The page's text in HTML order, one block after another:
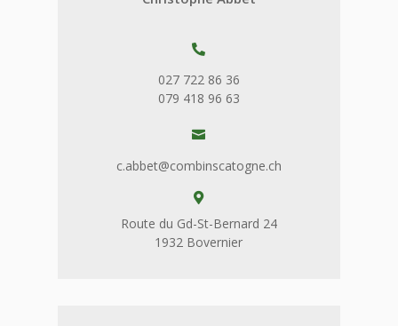

027 722 86 36
079 418 96 63

c.abbet@combinscatogne.ch

Route du Gd-St-Bernard 24
1932 Bovernier